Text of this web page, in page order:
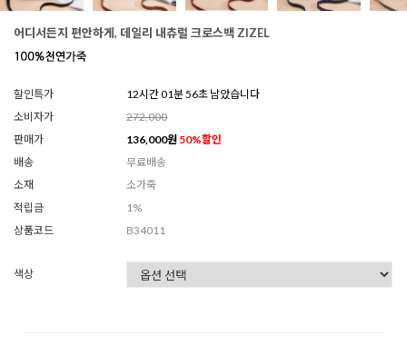
어디서든지 편안하게, 데일리 내츄럴 크로스백 ZIZEL
할인특가
12시간 01분 53초 남았습니다
소비자가
272,000
판매가
136,000원 50%할인
배송
무료배송
소재
소가죽
적립금
1%
상품코드
B34011
색상